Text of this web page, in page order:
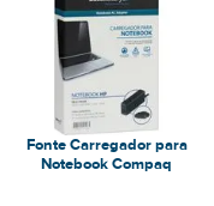
Fonte Carregador para
Notebook Compaq